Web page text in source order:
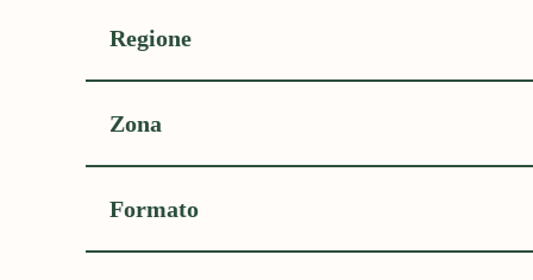
Regione
Zona
Formato